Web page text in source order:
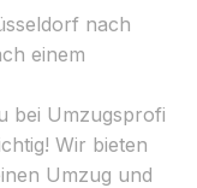
nach
einem
bei Umzugsprofi
Wir bieten
Umzug und